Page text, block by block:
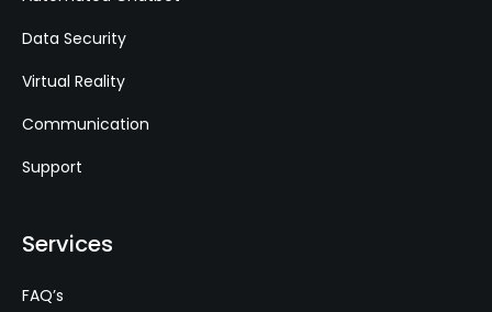
Data Security
Virtual Reality
Communication
Support
Services
FAQ’s